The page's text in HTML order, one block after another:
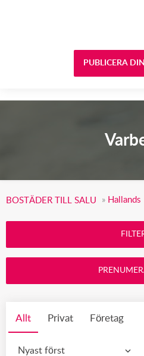
PUBLICERA
BOSTÄDER TILL SALU » Hallands
Allt Privat Företag
Nyast först